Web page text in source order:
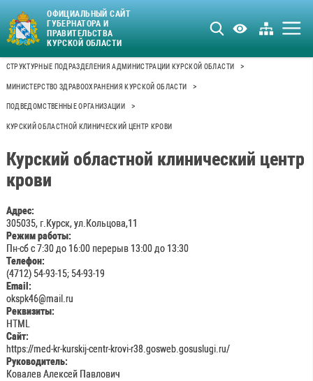
ОФИЦИАЛЬНЫЙ САЙТ
ГУБЕРНАТОРА И
ПРАВИТЕЛЬСТВА
КУРСКОЙ ОБЛАСТИ
СТРУКТУРНЫЕ ПОДРАЗДЕЛЕНИЯ АДМИНИСТРАЦИИ КУРСКОЙ ОБЛАСТИ >
МИНИСТЕРСТВО ЗДРАВООХРАНЕНИЯ КУРСКОЙ ОБЛАСТИ >
ПОДВЕДОМСТВЕННЫЕ ОРГАНИЗАЦИИ >
КУРСКИЙ ОБЛАСТНОЙ КЛИНИЧЕСКИЙ ЦЕНТР КРОВИ
Курский областной клинический центр
крови
Адрес:
305035, г.Курск, ул.Кольцова,11
Режим работы:
Пн-сб с 7:30 до 16:00 перерыв 13:00 до 13:30
Телефон:
(4712) 54-93-15; 54-93-19
Email:
okspk46@mail.ru
Реквизиты:
HTML
Сайт:
https://med-kr-kurskij-centr-krovi-r38.gosweb.gosuslugi.ru/
Руководитель:
Ковалев Алексей Павлович